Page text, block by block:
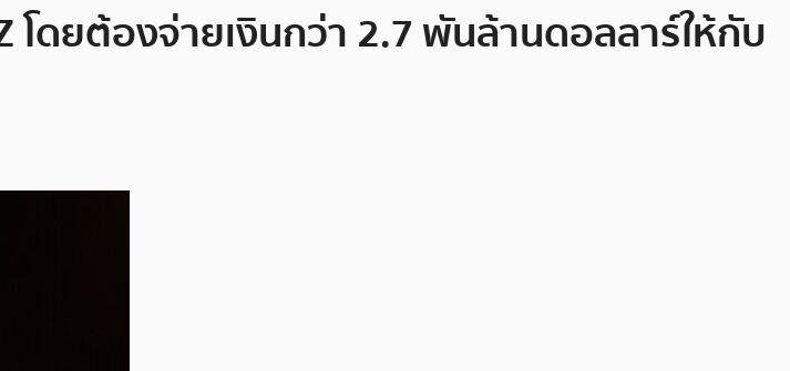
โดยต้องจ่ายเงินกว่า 2.7 พันล้านดอลลาร์ให้กับ